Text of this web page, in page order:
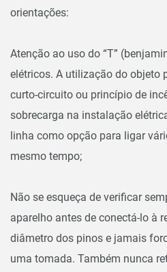
orientações:
Atenção ao uso do “T”
elétricos. A utilização do objeto
curto-circuito ou princípio de
sobrecarga na instalação
linha como opção para ligar
mesmo tempo;
Não se esqueça de verificar
aparelho antes de conectá-lo à
diâmetro dos pinos e jamais
uma tomada. Também nunca